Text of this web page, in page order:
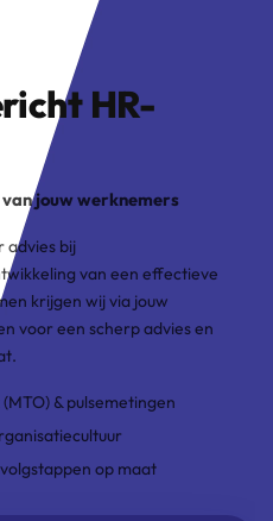
HR-
jouw werknemers
advies bij
van een effectieve
krijgen wij via jouw
voor een scherp advies en
& pulsemetingen
op maat